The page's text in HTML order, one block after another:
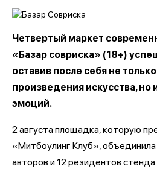
Четвертый маркет
«Базар совриска» (18+)
оставив после себя не
произведения искусства, но
эмоций.
2 августа площадка, которую
«Митбоулинг Клуб»,
авторов и 12 резидентов